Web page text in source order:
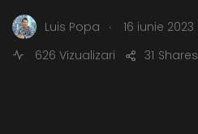
Luis Popa . 16 iunie 2023
626 Vizualizari
Shares
31